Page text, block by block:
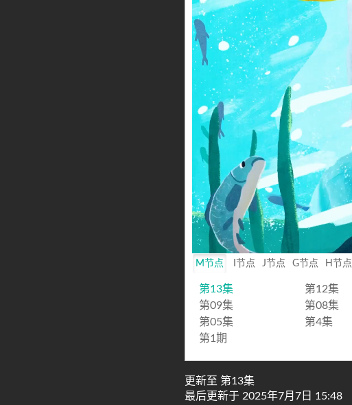
Mute
Loaded:
0.70%
M节点 I节点 J节点 G节点 H节点
第13集 第12集
第09集
第08集
第05集
第4集
第1期
更新至 第13集
最后更新于 2025年7月7日 15:48